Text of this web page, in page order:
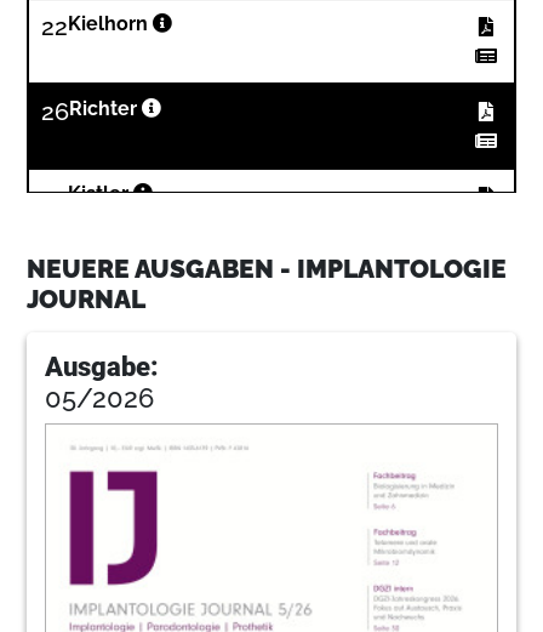
22 Kielhorn
26Richter
32Kistler
36Broos
38Olivier
Borsay
Michalides
NEUERE AUSGABEN - IMPLANTOLOGIE
JOURNAL
Ausgabe:
05/2026